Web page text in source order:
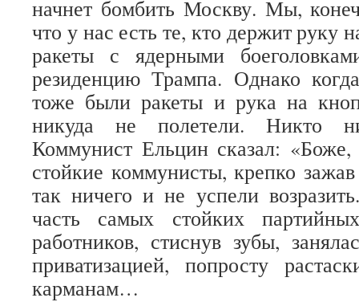
начнет бомбить Москву. Мы,
что у нас есть те, кто держит руку
ракеты с ядерными
резиденцию Трампа. Однако
тоже были ракеты и рука на
никуда не полетели. Никто
Коммунист Ельцин сказал:
стойкие коммунисты, крепко
так ничего и не успели
часть самых стойких
работников, стиснув зубы,
приватизацией, попросту
карманам…